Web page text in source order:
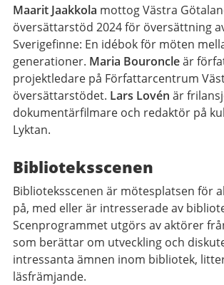
Maarit Jaakkola mottog Västra
översättarstöd 2024 för översättning
Sverigefinne: En idébok för möten
generationer. Maria Bouroncleär
projektledare på Författarcentrum
översättarstödet. Lars Lovén är
dokumentärfilmare och redaktör på
Lyktan.
Biblioteksscenen
Biblioteksscenen är mötesplatsen för
på, med eller är intresserade av
Scenprogrammet utgörs av aktörer
som berättar om utveckling och
intressanta ämnen inom bibliotek,
läsfrämjande.